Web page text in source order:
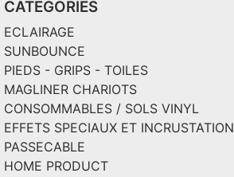
CATEGORIES
ECLAIRAGE
SUNBOUNCE
PIEDS - GRIPS - TOILES
MAGLINER CHARIOTS
CONSOMMABLES / SOLS VINYL
EFFETS SPECIAUX ET INCRUSTATION
PASSECABLE
HOME PRODUCT